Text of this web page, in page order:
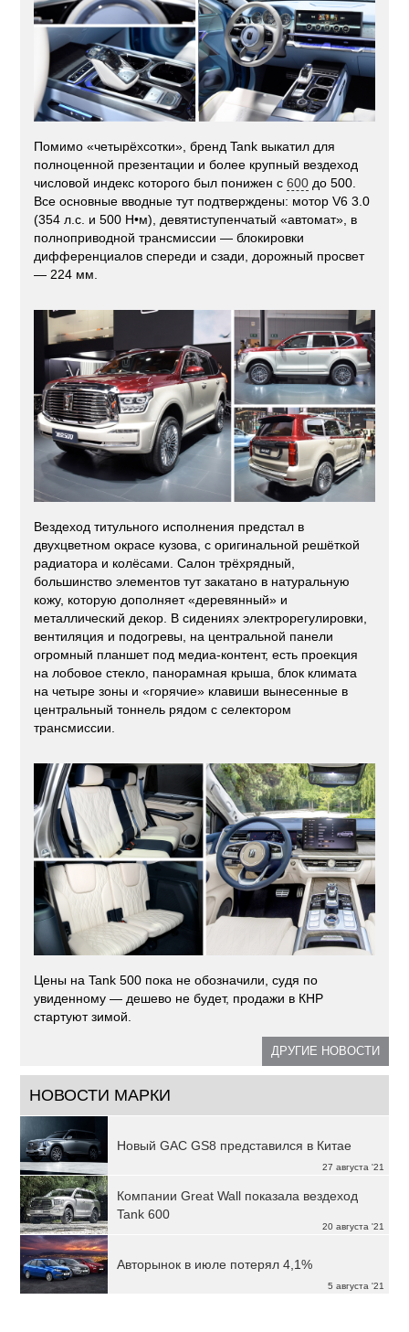
Помимо «четырёхсотки», бренд Tank выкатил для
полноценной презентации и более крупный вездеход
числовой индекс которого был понижен с600 до 500.
Все основные вводные тут подтверждены: мотор V6 3.0
(354 л.с. и 500 Н•м), девятиступенчатый «автомат», в
полноприводной трансмиссии — блокировки
дифференциалов спереди и сзади, дорожный просвет
— 224 мм.
Вездеход титульного исполнения предстал в
двухцветном окрасе кузова, с оригинальной решёткой
радиатора и колёсами. Салон трёхрядный,
большинство элементов тут закатано в натуральную
кожу, которую дополняет «деревянный» и
металлический декор. В сидениях электрорегулировки,
вентиляция и подогревы, на центральной панели
огромный планшет под медиа-контент, есть проекция
на лобовое стекло, панорамная крыша, блок климата
на четыре зоны и «горячие» клавиши вынесенные в
центральный тоннель рядом с селектором
трансмиссии.
Цены на Tank 500 пока не обозначили, судя по
увиденному — дешево не будет, продажи в КНР
стартуют зимой.
ДРУГИЕ НОВОСТИ
НОВОСТИ МАРКИ
27 августа '21
Новый GAC GS8 представился в Китае
20 августа '21
Компании Great Wall показала вездеход
Tank 600
5 августа '21
Авторынок в июле потерял 4,1%